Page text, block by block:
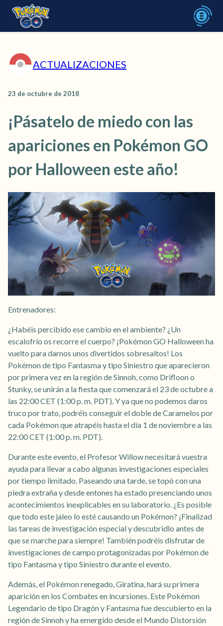
ACTUALIZACIONES
23 de octubre de 2018
¡Pásatelo de miedo con las
apariciones en Pokémon GO
por Halloween este año!
Entrenadores:
¿Habéis percibido ese cambio en el ambiente? ¿Un
escalofrío os recorre el cuerpo? ¡Pokémon GO Halloween ha
vuelto para darnos unos divertidos sobresaltos! Los
Pokémon de tipo Fantasma y tipo Siniestro que aparecieron
por primera vez en la región de Sinnoh, como Drifloon o
Stunky, se unirán a la fiesta que comenzará el 23 de octubre a
las 22:00 CET (1:00 p. m. PDT). Y ya que no podemos daros
truco por trato, podréis conseguir el doble de Caramelos por
cada Pokémon que atrapéis hasta el día 1 de noviembre a las
22:00 CET (1:00 p. m. PDT).
Durante este evento, el Profesor Willow necesitará vuestra
ayuda para llevar a cabo algunas investigaciones especiales
por tiempo limitado. Paseando una tarde, se topó con una
piedra extraña y desde entones ha estado presenciando unos
acontecimientos inexplicables en su laboratorio. ¿Es posible
que todo este jaleo lo esté causando un Pokémon? ¡Finalizad
las tareas de investigación especial y descubridlo antes de
que se marche para siempre! También podréis disfrutar de
investigaciones de campo protagonizadas por Pokémon de
tipo Fantasma y tipo Siniestro durante el evento.
Además, el Pokémon renegado, Giratina, hará su primera
aparición en los Combates en incursiones. Este Pokémon
Legendario de tipo Dragón y Fantasma fue descubierto en la
región de Sinnoh y ha emergido desde el Mundo Distorsión